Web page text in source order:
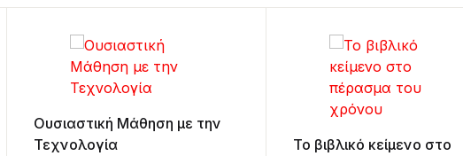
Ουσιαστική Μάθηση με την
Τεχνολογία
Το βιβλικό κείμενο στο